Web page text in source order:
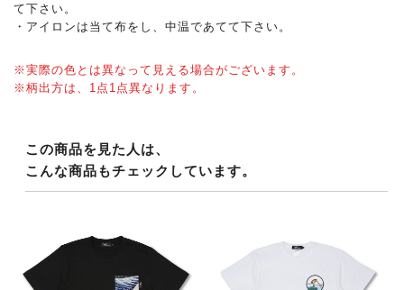
て下さい。
・アイロンは当て布をし、中温であてて下さい。
※実際の色とは異なって見える場合がございます。
※柄出方は、1点1点異なります。
この商品を見た人は、
こんな商品もチェックしています。